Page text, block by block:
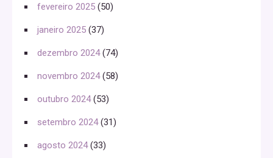
fevereiro 2025 (50)
janeiro 2025 (37)
dezembro 2024(74)
novembro 2024(58)
outubro 2024(53)
setembro 2024(31)
agosto 2024(33)